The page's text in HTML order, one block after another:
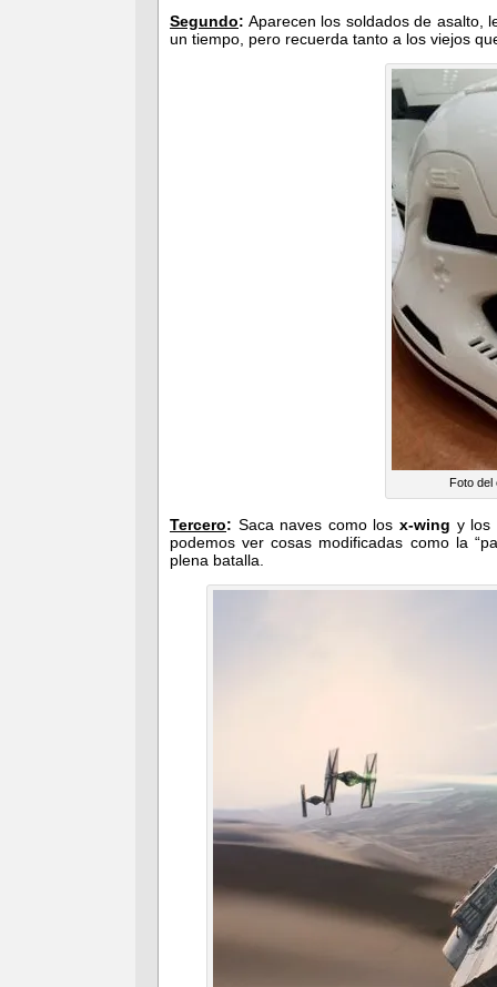
Segundo: Aparecen los soldados de asalto,
un tiempo, pero recuerda tanto a los viejos
Foto
Tercero: Saca naves como losx-wing y los
podemos ver cosas modificadas como la
plena batalla.